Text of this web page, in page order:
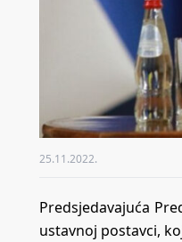
25.11.2022.
Predsjedavajuća
ustavnoj postavci,